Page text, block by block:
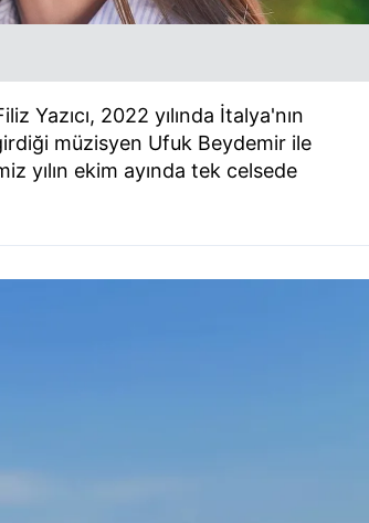
Yazıcı, 2022 yılında İtalya'nın
müzisyen Ufuk Beydemir ile
yılın ekim ayında tek celsede